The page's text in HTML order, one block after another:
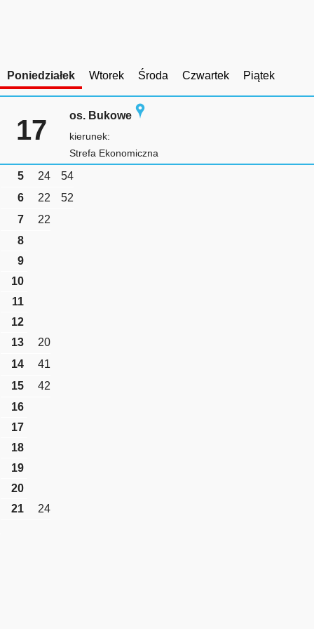
Poniedziałek Wtorek Środa Czwartek Piątek
17 os. Bukowe
kierunek:
Strefa Ekonomiczna
5 24
54
6
22
52
7
22
8
9
10
11
12
13
20
14
41
15
42
16
17
18
19
20
21
24